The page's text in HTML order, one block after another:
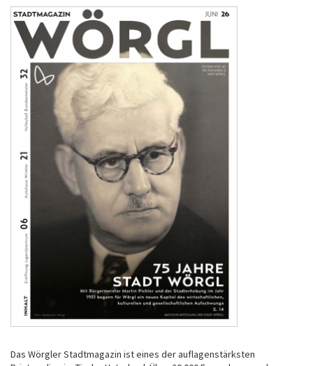
Das Wörgler Stadtmagazin ist eines der auflagenstärksten